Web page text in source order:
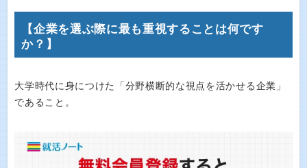
【企業を選ぶ際に最も重視することは何です
か？】
大学時代に身につけた「分野横断的な視点を活かせる企業」
であること。